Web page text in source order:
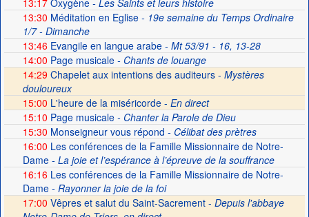
13:17Oxygène- Les Saints et leurs histoire
13:30 Méditation en Eglise- 19e semaine du Temps Ordinaire
1/7 - Dimanche
13:46Evangile en langue arabe- Mt 53/91 - 16, 13-28
14:00 Page musicale- Chants de louange
14:29 Chapelet aux intentions des auditeurs - Mystères
douloureux
15:00 L'heure de la miséricorde - En direct
15:10 Page musicale- Chanter la Parole de Dieu
15:30 Monseigneur vous répond - Célibat des prètres
16:00 Les conférences de la Famille Missionnaire de Notre-
Dame- La joie et l’espérance à l’épreuve de la souffrance
16:16Les conférences de la Famille Missionnaire de Notre-
Dame- Rayonner la joie de la foi
17:00 Vêpres et salut du Saint-Sacrement - Depuis l'abbaye